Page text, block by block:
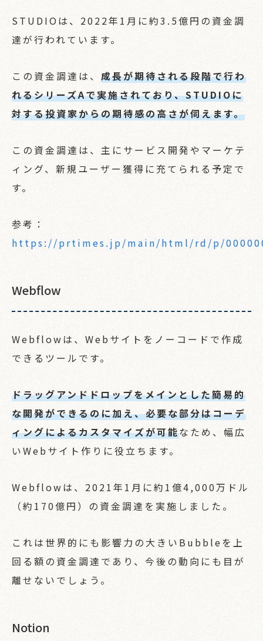
STUDIOは、2022年1月に約3.5億円の資金調
達が行われています。
この資金調達は、 成長が期待される段階で行わ
れるシリーズAで実施されており、STUDIOに
対する投資家からの期待感の高さが伺えます。
この資金調達は、主にサービス開発やマーケテ
ィング、新規ユーザー獲得に充てられる予定で
す。
参考：
https://prtimes.jp/main/html/rd/p/
Webflow
Webflowは、Webサイトをノーコードで作成
できるツールです。
ドラッグアンドドロップをメインとした簡易的
な開発ができるのに加え、必要な部分はコーデ
ィングによるカスタマイズが可能なため、幅広
いWebサイト作りに役立ちます。
Webflowは、2021年1月に約1億4,000万ドル
（約170億円）の資金調達を実施しました。
これは世界的にも影響力の大きいBubbleを上
回る額の資金調達であり、今後の動向にも目が
離せないでしょう。
Notion